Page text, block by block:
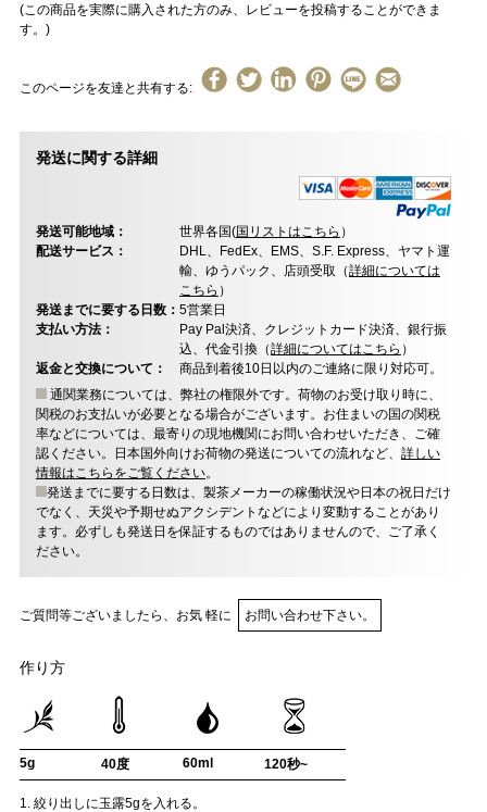
(この商品を実際に購入された方のみ、レビューを投稿することができま
す。)
このページを友達と共有する:
発送に関する詳細
発送可能地域： 世界各国(国リストはこちら ）
配送サービス：
DHL、FedEx、EMS、S.F. Express、ヤマト運
輸、ゆうパック、店頭受取（詳細については
こちら ）
発送までに要する日数： 5営業日
支払い方法：
Pay Pal決済、クレジットカード決済、銀行振
込、代金引換（詳細についてはこちら ）
返金と交換について：
商品到着後10日以内のご連絡に限り対応可。
通関業務については、弊社の権限外です。荷物のお受け取り時に、
関税のお支払いが必要となる場合がございます。お住まいの国の関税
率などについては、最寄りの現地機関にお問い合わせいただき、ご確
認ください。日本国外向けお荷物の発送についての流れなど、 詳しい
情報はこちらをご覧ください。
発送までに要する日数は、製茶メーカーの稼働状況や日本の祝日だけ
でなく、天災や予期せぬアクシデントなどにより変動することがあり
ます。必ずしも発送日を保証するものではありませんので、ご了承く
ださい。
ご質問等ございましたら、お気 軽に お問い合わせ下さい。
作り方
5g 40度 60ml 120秒~
1. 絞り出しに玉露5gを入れる。